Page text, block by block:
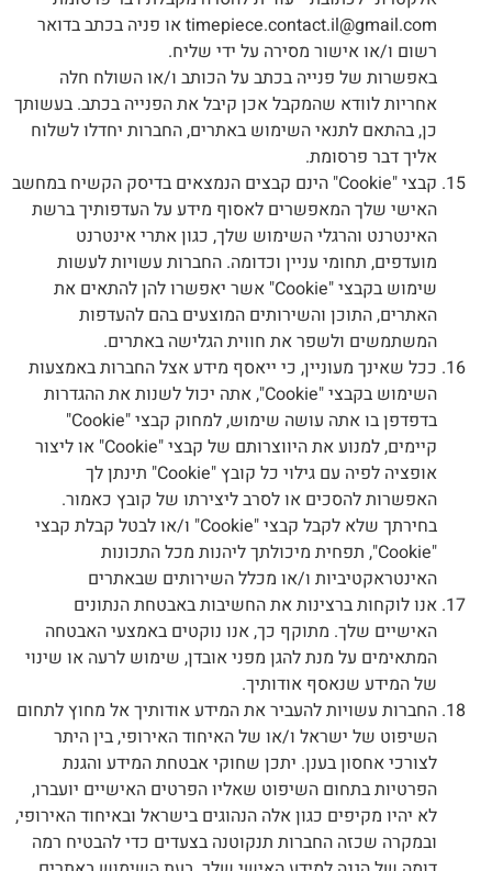
timepiece.contact.il@gmail.com או פניה בכתב בדואר
רשום ו/או אישור מסירה על ידי שליח.
באפשרות של פנייה בכתב על הכותב ו/או השולח חלה
אחריות לוודא שהמקבל אכן קיבל את הפנייה בכתב. בעשותך
כן, בהתאם לתנאי השימוש באתרים, החברות יחדלו לשלוח
אליך דבר פרסומת.
קבצי "Cookie" הינם קבצים הנמצאים בדיסק הקשיח במחשב
האישי שלך המאפשרים לאסוף מידע על העדפותיך ברשת
האינטרנט והרגלי השימוש שלך, כגון אתרי אינטרנט
מועדפים, תחומי עניין וכדומה. החברות עשויות לעשות
שימוש בקבצי "Cookie" אשר יאפשרו להן להתאים את
האתרים, התוכן והשירותים המוצעים בהם להעדפות
המשתמשים ולשפר את חווית הגלישה באתרים.
ככל שאינך מעוניין, כי ייאסף מידע אצל החברות באמצעות
השימוש בקבצי "Cookie", אתה יכול לשנות את ההגדרות
בדפדפן בו אתה עושה שימוש, למחוק קבצי "Cookie"
קיימים, למנוע את היווצרותם של קבצי "Cookie" או ליצור
אופציה לפיה עם גילוי כל קובץ "Cookie" תינתן לך
האפשרות להסכים או לסרב ליצירתו של קובץ כאמור.
בחירתך שלא לקבל קבצי "Cookie" ו/או לבטל קבלת קבצי
"Cookie", תפחית מיכולתך ליהנות מכל התכונות
האינטראקטיביות ו/או מכלל השירותים שבאתרים
אנו לוקחות ברצינות את החשיבות באבטחת הנתונים
האישיים שלך. מתוקף כך, אנו נוקטים באמצעי האבטחה
המתאימים על מנת להגן מפני אובדן, שימוש לרעה או שינוי
של המידע שנאסף אודותיך.
החברות עשויות להעביר את המידע אודותיך אל מחוץ לתחום
השיפוט של ישראל ו/או של האיחוד האירופי, בין היתר
לצורכי אחסון בענן. יתכן שחוקי אבטחת המידע והגנת
הפרטיות בתחום השיפוט שאליו הפרטים האישיים יועברו,
לא יהיו מקיפים כגון אלה הנהוגים בישראל ובאיחוד האירופי,
ובמקרה שכזה החברות תנקוטנה בצעדים כדי להבטיח רמה